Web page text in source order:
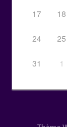
17 18
24 25
31 1